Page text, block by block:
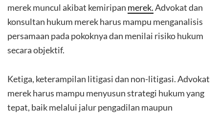
merek muncul akibat kemiripan merek.Advokat dan
konsultan hukum merek harus mampu menganalisis
persamaan pada pokoknya dan menilai risiko hukum
secara objektif.
Ketiga, keterampilan litigasi dan non-litigasi. Advokat
merek harus mampu menyusun strategi hukum yang
tepat, baik melalui jalur pengadilan maupun